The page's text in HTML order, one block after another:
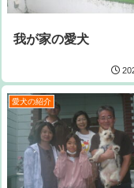
我が家の愛犬
愛犬の紹介